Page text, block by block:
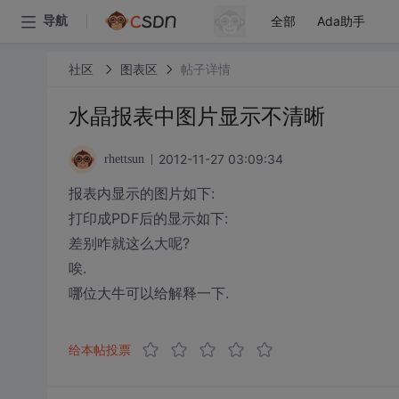
导航 全部 Ada助手
社区 图表区 帖子详情
水晶报表中图片显示不清晰
rhettsun 2012-11-27 03:09:34
报表内显示的图片如下:
打印成PDF后的显示如下:
差别咋就这么大呢?
唉.
哪位大牛可以给解释一下.
给本帖投票